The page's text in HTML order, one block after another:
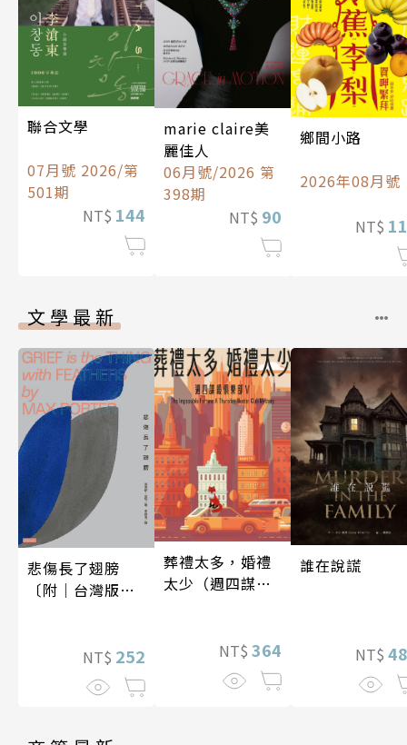
聯合文學
07月號 2026/第
501期
NT$ 144
marie claire美
麗佳人
06月號/2026 第
398期
NT$ 90
鄉間小路
2026年08月號
NT$
文學最新
悲傷長了翅膀
〔附｜台灣版獨
NT$ 252
葬禮太多，婚禮
太少（週四謀殺
NT$ 364
誰在說謊
NT$